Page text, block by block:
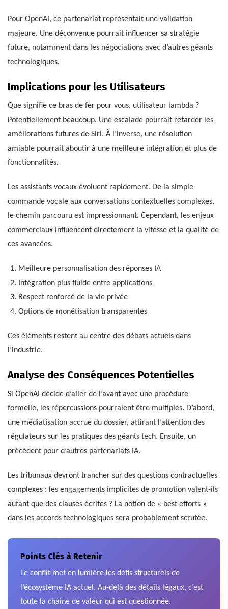
Pour OpenAI, ce partenariat représentait une validation
majeure. Une déconvenue pourrait influencer sa stratégie
future, notamment dans les négociations avec d’autres géants
technologiques.
Implications pour les Utilisateurs
Que signifie ce bras de fer pour vous, utilisateur lambda ?
Potentiellement beaucoup. Une escalade pourrait retarder les
améliorations futures de Siri. À l’inverse, une résolution
amiable pourrait aboutir à une meilleure intégration et plus de
fonctionnalités.
Les assistants vocaux évoluent rapidement. De la simple
commande vocale aux conversations contextuelles complexes,
le chemin parcouru est impressionnant. Cependant, les enjeux
commerciaux influencent directement la vitesse et la qualité de
ces avancées.
Meilleure personnalisation des réponses IA
Intégration plus fluide entre applications
Respect renforcé de la vie privée
Options de monétisation transparentes
Ces éléments restent au centre des débats actuels dans
l’industrie.
Analyse des Conséquences Potentielles
Si OpenAI décide d’aller de l’avant avec une procédure
formelle, les répercussions pourraient être multiples. D’abord,
une médiatisation accrue du dossier, attirant l’attention des
régulateurs sur les pratiques des géants tech. Ensuite, un
précédent pour d’autres partenariats IA.
Les tribunaux devront trancher sur des questions contractuelles
complexes : les engagements implicites de promotion valent-ils
autant que des clauses écrites ? La notion de « best efforts »
dans les accords technologiques sera probablement scrutée.
Points Clés à Retenir
Le conflit met en lumière les défis structurels de
l’écosystème IA actuel. Au-delà des détails légaux, c’est
toute la chaîne de valeur qui est questionnée.